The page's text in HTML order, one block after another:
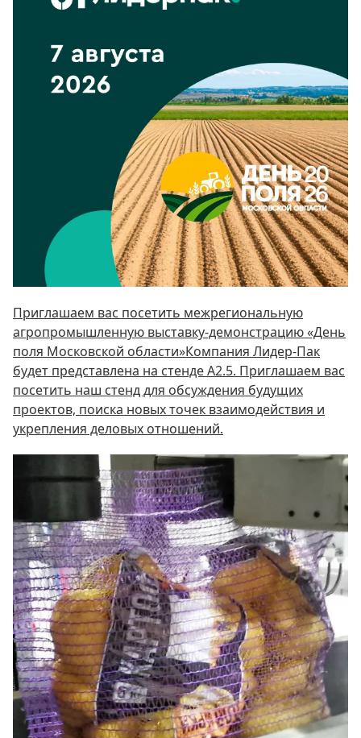
Приглашаем вас посетить межрегиональную
агропромышленную выставку-демонстрацию «День
поля Московской области»Компания Лидер-Пак
будет представлена на стенде А2.5. Приглашаем вас
посетить наш стенд для обсуждения будущих
проектов, поиска новых точек взаимодействия и
укрепления деловых отношений.